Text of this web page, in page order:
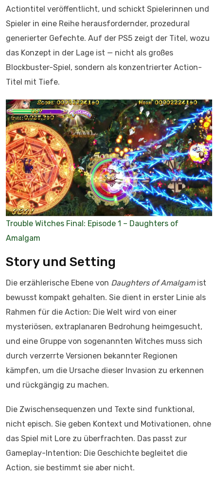
Actiontitel veröffentlicht, und schickt Spielerinnen und
Spieler in eine Reihe herausfordernder, prozedural
generierter Gefechte. Auf der PS5 zeigt der Titel, wozu
das Konzept in der Lage ist — nicht als großes
Blockbuster-Spiel, sondern als konzentrierter Action-
Titel mit Tiefe.
Trouble Witches Final: Episode 1 – Daughters of
Amalgam
Story und Setting
Die erzählerische Ebene von Daughters of Amalgamist
bewusst kompakt gehalten. Sie dient in erster Linie als
Rahmen für die Action: Die Welt wird von einer
mysteriösen, extraplanaren Bedrohung heimgesucht,
und eine Gruppe von sogenannten Witches muss sich
durch verzerrte Versionen bekannter Regionen
kämpfen, um die Ursache dieser Invasion zu erkennen
und rückgängig zu machen.
Die Zwischensequenzen und Texte sind funktional,
nicht episch. Sie geben Kontext und Motivationen, ohne
das Spiel mit Lore zu überfrachten. Das passt zur
Gameplay-Intention: Die Geschichte begleitet die
Action, sie bestimmt sie aber nicht.